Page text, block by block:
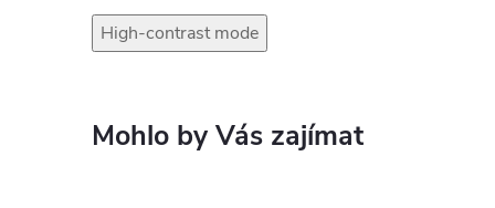
High-contrast mode